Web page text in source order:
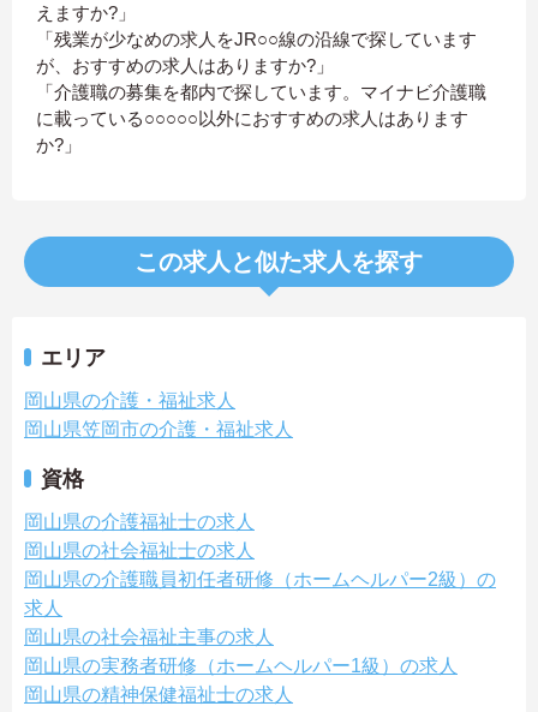
えますか?」
「残業が少なめの求人をJR○○線の沿線で探しています
が、おすすめの求人はありますか?」
「介護職の募集を都内で探しています。マイナビ介護職
に載っている○○○○○以外におすすめの求人はあります
か?」
この求人と似た求人を探す
エリア
岡山県の介護・福祉求人
岡山県笠岡市の介護・福祉求人
資格
岡山県の介護福祉士の求人
岡山県の社会福祉士の求人
岡山県の介護職員初任者研修（ホームヘルパー2級）の
求人
岡山県の社会福祉主事の求人
岡山県の実務者研修（ホームヘルパー1級）の求人
岡山県の精神保健福祉士の求人